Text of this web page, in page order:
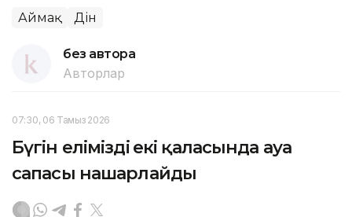
Аймақ Дін
без автора
Авторлар
07:30, 06 Тамыз 2026
Бүгін еліміздің екі қаласында ауа
сапасы нашарлайды